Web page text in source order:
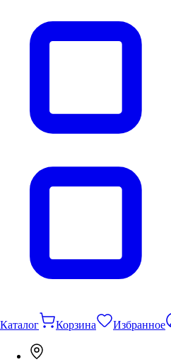
Каталог Корзина Избранное